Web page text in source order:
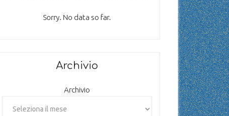
Sorry. No data so far.
Archivio
Archivio